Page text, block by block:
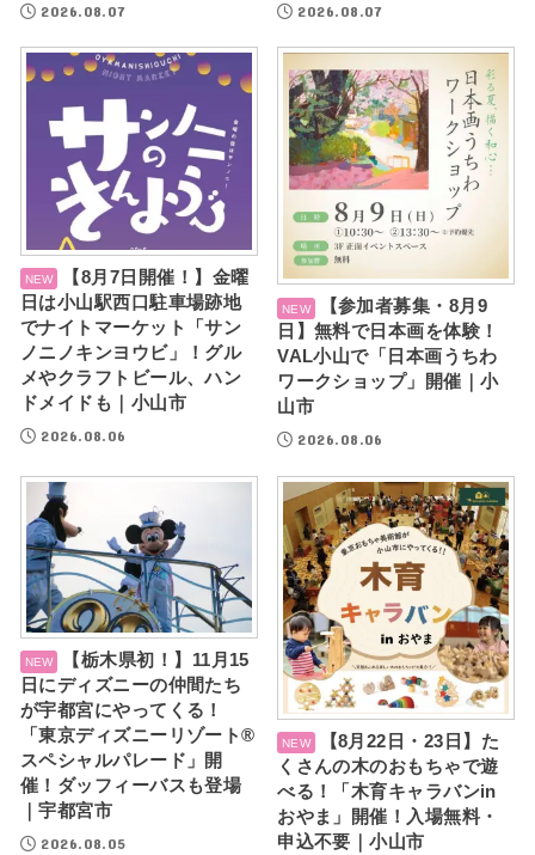
2026.08.07
2026.08.07
【8月7日開催！】金曜
日は小山駅西口駐車場跡地
でナイトマーケット「サン
ノニノキンヨウビ」！グル
メやクラフトビール、ハン
ドメイドも｜小山市
2026.08.06
【参加者募集・8月9
日】無料で日本画を体験！
VAL小山で「日本画うちわ
ワークショップ」開催｜小
山市
2026.08.06
【栃木県初！】11月15
日にディズニーの仲間たち
が宇都宮にやってくる！
「東京ディズニーリゾート®
スペシャルパレード」開
催！ダッフィーバスも登場
｜宇都宮市
2026.08.05
【8月22日・23日】た
くさんの木のおもちゃで遊
べる！「木育キャラバンin
おやま」開催！入場無料・
申込不要｜小山市